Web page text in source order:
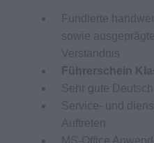
Fundierte
sowie
Verständnis
Führerschein
Sehr gute
Service- und
Auftreten
MS-Office